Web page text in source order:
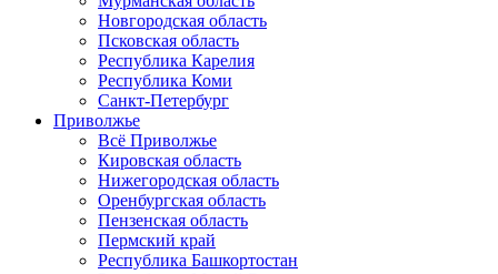
Новгородская область
Псковская область
Республика Карелия
Республика Коми
Санкт-Петербург
Приволжье
Всё Приволжье
Кировская область
Нижегородская область
Оренбургская область
Пензенская область
Пермский край
Республика Башкортостан